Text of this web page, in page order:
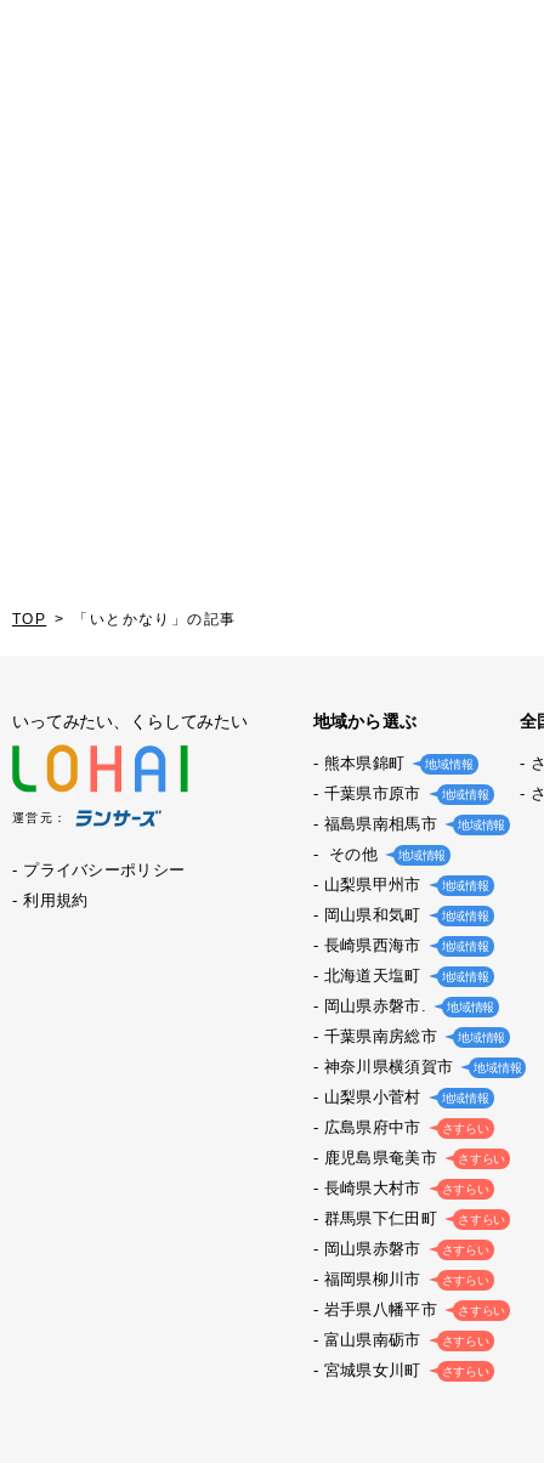
TOP 「いとかなり」の記事
いってみたい、くらしてみたい
運営元：
プライバシーポリシー
利用規約
地域から選ぶ
熊本県錦町 地域情報
千葉県市原市 地域情報
福島県南相馬市 地域情報
その他 地域情報
山梨県甲州市 地域情報
岡山県和気町 地域情報
長崎県西海市 地域情報
北海道天塩町 地域情報
岡山県赤磐市. 地域情報
千葉県南房総市 地域情報
神奈川県横須賀市 地域情報
山梨県小菅村 地域情報
広島県府中市 さすらい
鹿児島県奄美市 さすらい
長崎県大村市 さすらい
群馬県下仁田町 さすらい
岡山県赤磐市 さすらい
福岡県柳川市 さすらい
岩手県八幡平市 さすらい
富山県南砺市 さすらい
宮城県女川町 さすらい
全